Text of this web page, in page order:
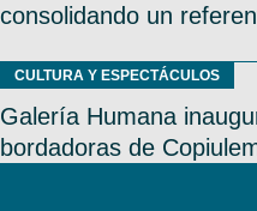
consolidando un
CULTURA Y ESPECTÁCULOS
Galería Humana
bordadoras de